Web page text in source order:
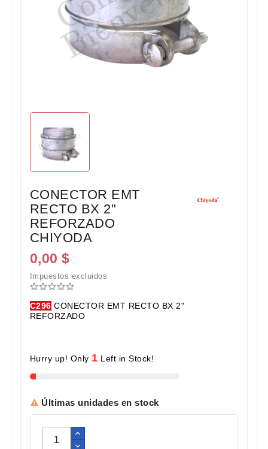
CONECTOR EMT
RECTO BX 2"
REFORZADO
CHIYODA
0,00 $
Impuestos excluidos
C296 CONECTOR EMT RECTO BX 2"
REFORZADO
Hurry up! Only 1 Left in Stock!
 Últimas unidades en stock